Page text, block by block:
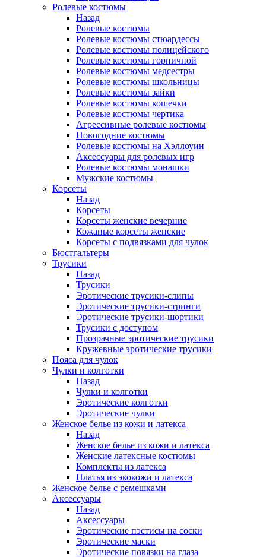
Ролевые костюмы
Назад
Ролевые костюмы
Ролевые костюмы стюардессы
Ролевые костюмы полицейского
Ролевые костюмы горничной
Ролевые костюмы медсестры
Ролевые костюмы школьницы
Ролевые костюмы зайки
Ролевые костюмы кошечки
Ролевые костюмы чертика
Агрессивные ролевые костюмы
Новогодние костюмы
Ролевые костюмы на Хэллоуин
Аксессуары для ролевых игр
Ролевые костюмы монашки
Мужские костюмы
Корсеты
Назад
Корсеты
Корсеты женские вечерние
Кожаные корсеты женские
Корсеты с подвязками для чулок
Бюстгальтеры
Трусики
Назад
Трусики
Эротические трусики-слипы
Эротические трусики-стринги
Эротические трусики-шортики
Трусики с доступом
Прозрачные эротические трусики
Кружевные эротические трусики
Пояса для чулок
Чулки и колготки
Назад
Чулки и колготки
Эротические колготки
Эротические чулки
Женское белье из кожи и латекса
Назад
Женское белье из кожи и латекса
Женские латексные костюмы
Комплекты из латекса
Платья из экокожи и латекса
Женское белье с ремешками
Аксессуары
Назад
Аксессуары
Эротические пэстисы на соски
Эротические маски
Эротические повязки на глаза